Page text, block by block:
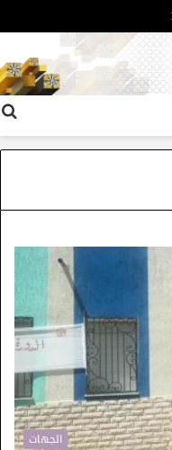
الجهات